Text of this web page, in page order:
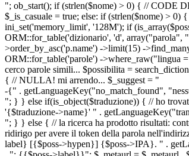
"; ob_start(); if (strlen($nome) > 0) { // CODE
$_is_casuale = true; else: if (strlen($nome) >
ini_set('memory_limit', '128M'); if
ORM::for_table('dizionario', 'd',
>order_by_asc('p.name') ->limit(15) -
ORM::for_table('parole') ->where_raw("lingua
cerco parole simili... $possibilita =
{ // NULLA! mi arrendo... $_suggest = "
-{" . getLanguageKey("no_match_found",
"; } } else if(is_object($traduzione)) { // ho
'{$traduzione->name}' " .
"; } } else { // la ricerca ha prodotto risultati:
ridirigo per avere il token della parola
label} [{$poss->hypen}] {$poss->IPA}. " .